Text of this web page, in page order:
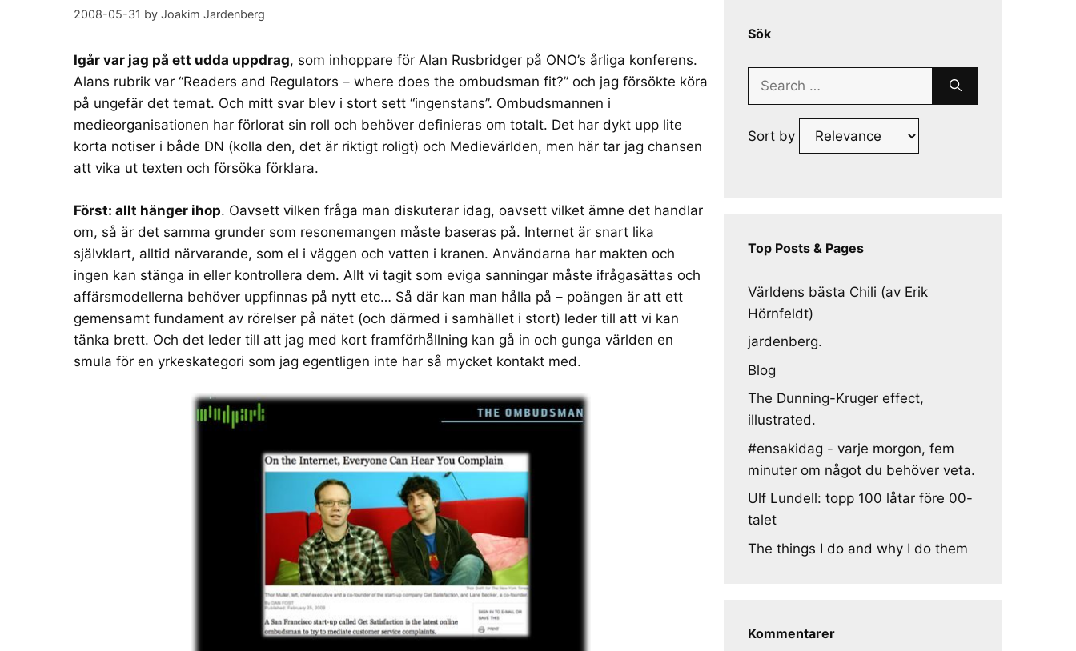
2008-05-31 by Joakim Jardenberg
Igår var jag på ett udda uppdrag, som inhoppare för Alan Rusbridger på ONO’s årliga konferens.
Alans rubrik var “Readers and Regulators – where does the ombudsman fit?” och jag försökte köra
på ungefär det temat. Och mitt svar blev i stort sett “ingenstans”. Ombudsmannen i
medieorganisationen har förlorat sin roll och behöver definieras om totalt. Det har dykt upp lite
korta notiser i både DN (kolla den, det är riktigt roligt) och Medievärlden, men här tar jag chansen
att vika ut texten och försöka förklara.
Först: allt hänger ihop. Oavsett vilken fråga man diskuterar idag, oavsett vilket ämne det handlar
om, så är det samma grunder som resonemangen måste baseras på. Internet är snart lika
självklart, alltid närvarande, som el i väggen och vatten i kranen. Användarna har makten och
ingen kan stänga in eller kontrollera dem. Allt vi tagit som eviga sanningar måste ifrågasättas och
affärsmodellerna behöver uppfinnas på nytt etc… Så där kan man hålla på – poängen är att ett
gemensamt fundament av rörelser på nätet (och därmed i samhället i stort) leder till att vi kan
tänka brett. Och det leder till att jag med kort framförhållning kan gå in och gunga världen en
smula för en yrkeskategori som jag egentligen inte har så mycket kontakt med.
Sök
Search
Sort by
Top Posts & Pages
Världens bästa Chili (av Erik
Hörnfeldt)
jardenberg.
Blog
The Dunning-Kruger effect,
illustrated.
#ensakidag - varje morgon, fem
minuter om något du behöver veta.
Ulf Lundell: topp 100 låtar före 00-
talet
The things I do and why I do them
Kommentarer